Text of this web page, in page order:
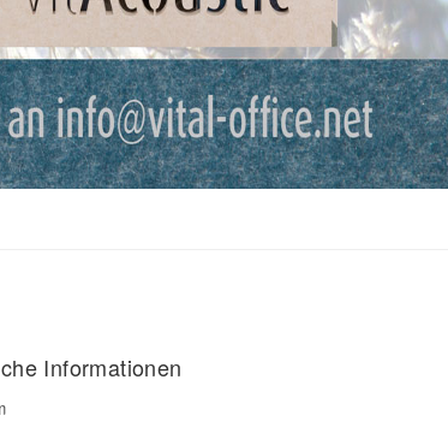
Informationen